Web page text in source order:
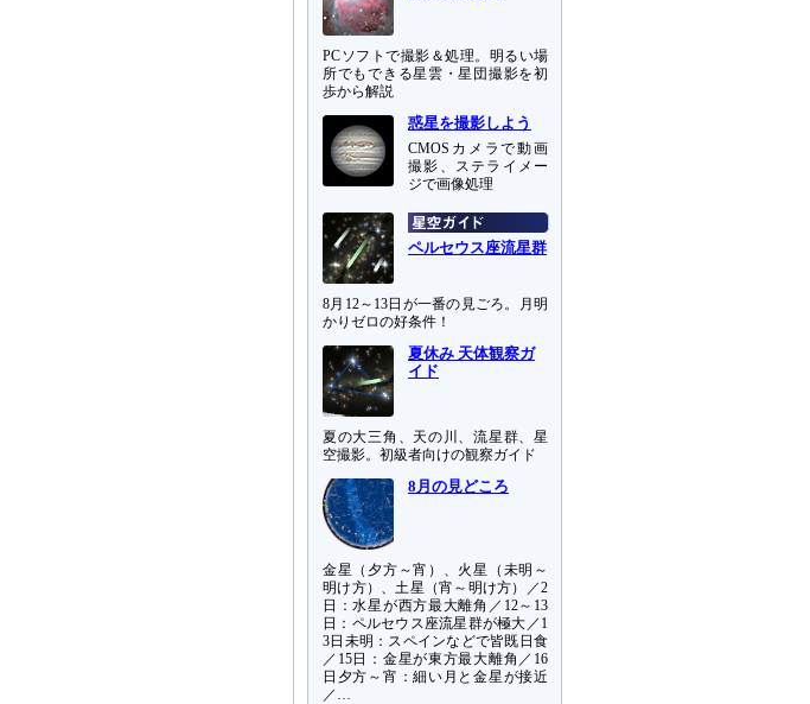
PCソフトで撮影＆処理。明るい場
所でもできる星雲・星団撮影を初
歩から解説
惑星を撮影しよう
CMOSカメラで動画
撮影、ステライメー
ジで画像処理
ペルセウス座流星群
8月12～13日が一番の見ごろ。月明
かりゼロの好条件！
夏休み 天体観察ガ
イド
夏の大三角、天の川、流星群、星
空撮影。初級者向けの観察ガイド
8月の見どころ
金星（夕方～宵）、火星（未明～
明け方）、土星（宵～明け方）／2
日：水星が西方最大離角／12～13
日：ペルセウス座流星群が極大／1
3日未明：スペインなどで皆既日食
／15日：金星が東方最大離角／16
日夕方～宵：細い月と金星が接近
／…